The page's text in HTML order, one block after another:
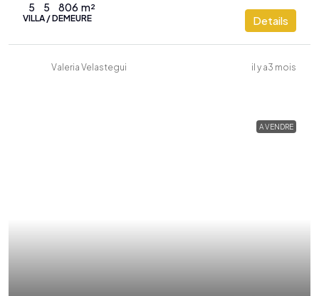
5 5 806 m²
VILLA / DEMEURE Details
Valeria Velastegui il y a3 mois
A VENDRE